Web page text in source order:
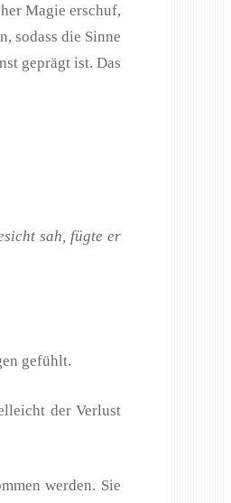
Magie erschuf,
sodass die Sinne
geprägt ist. Das
sah, fügte er
gefühlt.
der Verlust
werden. Sie